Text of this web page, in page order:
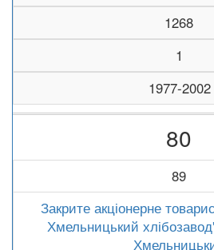
1268
1
1977-2002
80
89
Закрите акціонерне
Хмельницький